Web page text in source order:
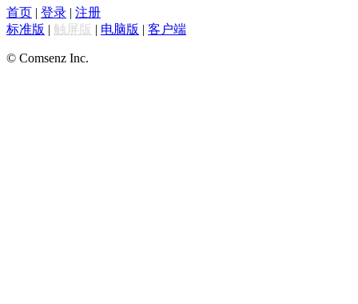
首页 | 登录 | 注册
标准版 | 触屏版 | 电脑版 | 客户端
© Comsenz Inc.